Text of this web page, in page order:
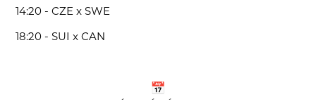
14:20 - CZE x SWE
18:20 - SUI x CAN